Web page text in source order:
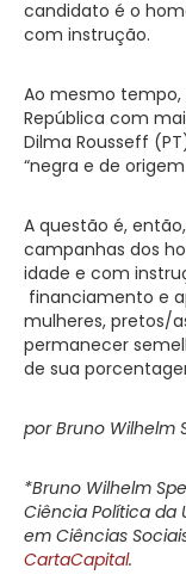
candidato é o
com instrução.
Ao mesmo tempo,
República com
Dilma Rousseff
“negra e de
A questão é,
campanhas dos
idade e com
financiamento e
mulheres, pretos/
permanecer
de sua
por Bruno Wilhelm
*Bruno Wilhelm
Ciência Política da
em Ciências
CartaCapital.